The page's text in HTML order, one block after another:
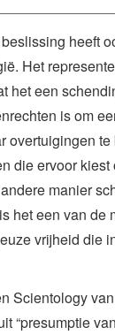
heeft
Het
het een
is om
overtuigingen
die ervoor
manier
het een van de
vrijheid die
Scientology
“presumptie